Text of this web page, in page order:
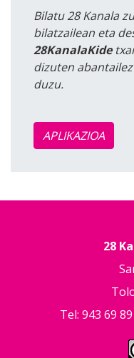
Bilatu 28 Kanala
bilatzailean eta
28KanalaKide
dizuten
duzu.
APLIKAZIOA
28
Tel: 943 69